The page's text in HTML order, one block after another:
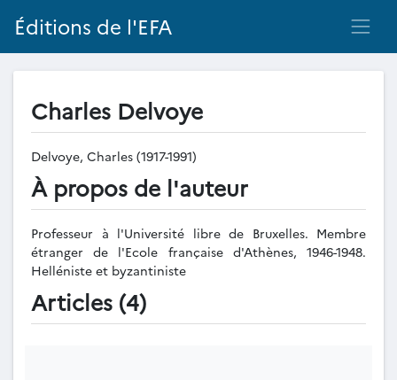
Éditions de l'EFA
Charles Delvoye
Delvoye, Charles (1917-1991)
À propos de l'auteur
Professeur à l'Université libre de Bruxelles. Membre
étranger de l'Ecole française d'Athènes, 1946-1948.
Helléniste et byzantiniste
Articles (4)